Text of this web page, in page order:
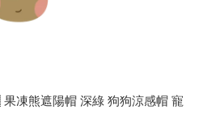
凍熊遮陽帽 深綠 狗狗涼感帽 寵